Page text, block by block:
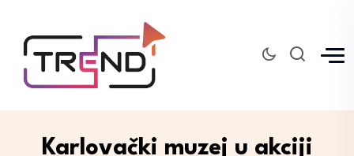
Karlovački muzej u akciji